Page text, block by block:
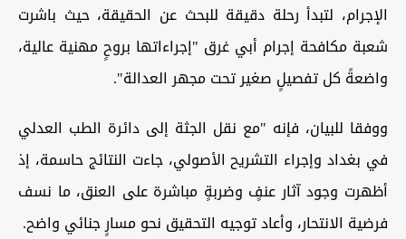
الإجرام، لتبدأ رحلة دقيقة للبحث عن الحقيقة، حيث باشرت
شعبة مكافحة إجرام أبي غرق "إجراءاتها بروحٍ مهنية عالية،
واضعةً كل تفصيلٍ صغير تحت مجهر العدالة".
ووفقا للبيان، فإنه "مع نقل الجثة إلى دائرة الطب العدلي
في بغداد وإجراء التشريح الأصولي، جاءت النتائج حاسمة، إذ
أظهرت وجود آثار عنفٍ وضربةٍ مباشرة على العنق، ما نسف
فرضية الانتحار، وأعاد توجيه التحقيق نحو مسارٍ جنائي واضح.